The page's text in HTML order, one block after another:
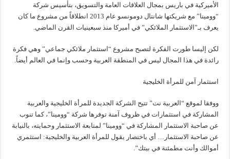
الأميركية في باريس بمجال العلاقات العامة والتسويق، بتأسيس شركة
“وومينا” مع شريكتها شانتال دومونسو عام 2013 انطلاقاً من مشروع ما كان
يعرف بـ”الاستثمار الملائكي” في أميركا منذ سبعينيات القرن الماضي.
لكن إليسا طورت الفكرة لتصبح مشروع “استثمار ملائكي جماعي” وهي فكرة
رائدة في هذا المجال ليس في المنطقة العربية وحسب وإنما في العالم أيضاً.
استثمار آمن للمرأة الخليجية
ووفقا لموقع “العربية نت” تتيح الشركة الجديدة للمرأة الخليجية والعربية
المشاركة في استثمارات في ظروف آمنة توفرها شركة “وومينا”، كما تنوب
عن صاحبة الاستثمار المشاركة في “وومينا” لمتابعة الاستثمار وحمايته، بالنيابة
عن صاحبة الاستثمار… أي باختصار يقول للمرأة العربية والخليجية: استثمري
أموالك وأنت مطمئنة في بيتك”.